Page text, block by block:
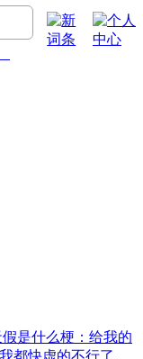
是什么梗：给我的
都快虚的不行了。